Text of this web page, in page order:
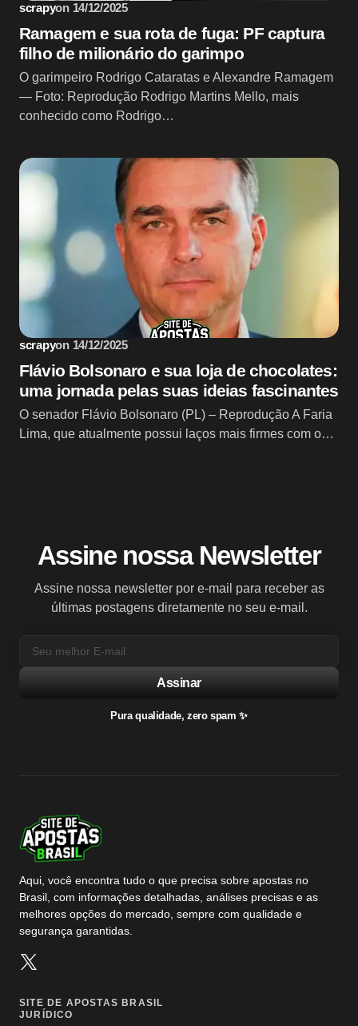
scrapyon 14/12/2025
Ramagem e sua rota de fuga: PF captura
filho de milionário do garimpo
O garimpeiro Rodrigo Cataratas e Alexandre Ramagem
— Foto: Reprodução Rodrigo Martins Mello, mais
conhecido como Rodrigo…
Sem categoria
scrapyon 14/12/2025
Flávio Bolsonaro e sua loja de chocolates:
uma jornada pelas suas ideias fascinantes
O senador Flávio Bolsonaro (PL) – Reprodução A Faria
Lima, que atualmente possui laços mais firmes com o…
Assine nossa Newsletter
Assine nossa newsletter por e-mail para receber as
últimas postagens diretamente no seu e-mail.
Assinar
Pura qualidade, zero spam ✨
Aqui, você encontra tudo o que precisa sobre apostas no
Brasil, com informações detalhadas, análises precisas e as
melhores opções do mercado, sempre com qualidade e
segurança garantidas.
SITE DE APOSTAS BRASIL
JURÍDICO